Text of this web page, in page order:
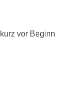
vor Beginn